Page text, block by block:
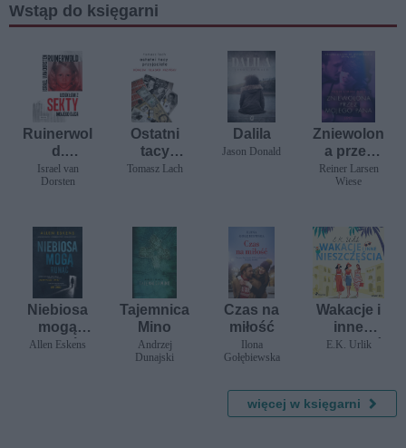
Wstąp do księgarni
Ruinerwol
d.
Uciekłem
z sekty
Israel van
Dorsten
Ostatni
tacy
przyjaciel
Niziński
Tomasz Lach
Dalila
Jason Donald
Zniewolon
a przez
mojego
pana -
erotyczne
Reiner Larsen
Wiese
Niebiosa
mogą
runąć
Allen Eskens
Tajemnica
Mino
Andrzej
Dunajski
Czas na
miłość
Ilona
Gołębiewska
Wakacje i
inne
nieszczęś
E.K. Urlik
więcej w księgarni